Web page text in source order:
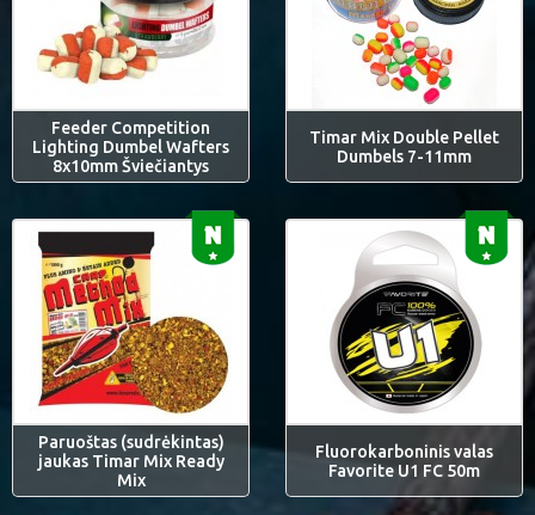
Feeder Competition
Lighting Dumbel Wafters
8x10mm Šviečiantys
Timar Mix Double Pellet
Dumbels 7-11mm
Paruoštas (sudrėkintas)
jaukas Timar Mix Ready
Mix
Fluorokarboninis valas
Favorite U1 FC 50m